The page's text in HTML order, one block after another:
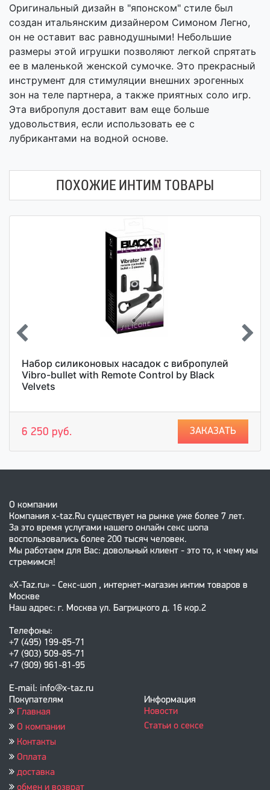
Оригинальный дизайн в "японском" стиле был
создан итальянским дизайнером Симоном Легно,
он не оставит вас равнодушными! Небольшие
размеры этой игрушки позволяют легкой спрятать
ее в маленькой женской сумочке. Это прекрасный
инструмент для стимуляции внешних эрогенных
зон на теле партнера, а также приятных соло игр.
Эта вибропуля доставит вам еще больше
удовольствия, если использовать ее с
лубрикантами на водной основе.
ПОХОЖИЕ ИНТИМ ТОВАРЫ
Набор силиконовых насадок с вибропулей
Vibro-bullet with Remote Control by Black
Velvets
6 250 руб. ЗАКАЗАТЬ
О компании
Компания x-taz.Ru существует на рынке уже более 7 лет.
За это время услугами нашего онлайн секс шопа
воспользовались более 200 тысяч человек.
Мы работаем для Вас: довольный клиент - это то, к чему мы
стремимся!
«X-Taz.ru» - Секс-шоп , интернет-магазин интим товаров в
Москве
Наш адрес: г. Москва ул. Багрицкого д. 16 кор.2
Телефоны:
+7 (495) 199-85-71
+7 (903) 509-85-71
+7 (909) 961-81-95
E-mail: info@x-taz.ru
Покупателям
Главная
О компании
Контакты
Оплата
доставка
обмен и возврат
Информация
Новости
Статьи о сексе